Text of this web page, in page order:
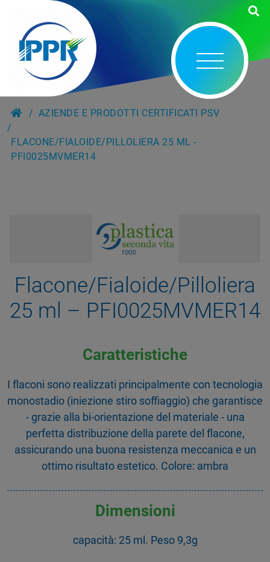
AZIENDE E PRODOTTI CERTIFICATI PSV
FLACONE/FIALOIDE/PILLOLIERA 25 ML -
PFI0025MVMER14
Flacone/Fialoide/Pilloliera
25 ml – PFI0025MVMER14
Caratteristiche
I flaconi sono realizzati principalmente con tecnologia
monostadio (iniezione stiro soffiaggio) che garantisce
- grazie alla bi-orientazione del materiale - una
perfetta distribuzione della parete del flacone,
assicurando una buona resistenza meccanica e un
ottimo risultato estetico. Colore: ambra
Dimensioni
capacità: 25 ml. Peso 9,3g